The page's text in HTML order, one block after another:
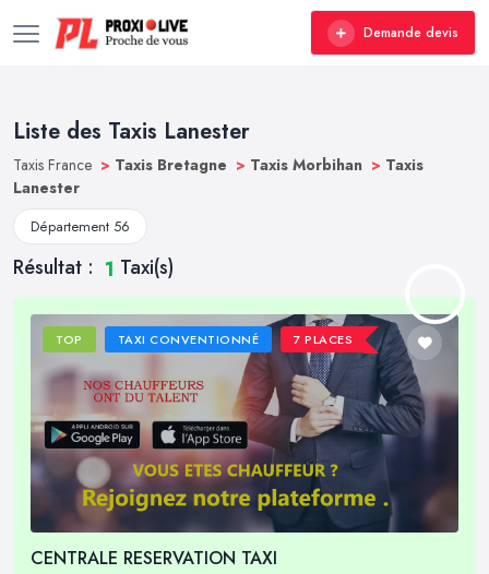
Demande devis
Liste des Taxis Lanester
Taxis France > Taxis Bretagne > Taxis Morbihan > Taxis
Lanester
Département 56
Résultat : 1 Taxi(s)
TOP TAXI CONVENTIONNÉ 7 PLACES
CENTRALE RESERVATION TAXI